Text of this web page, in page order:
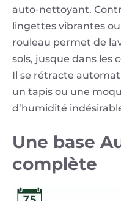
auto-nettoyant.
lingettes vibrantes
rouleau permet de
sols, jusque dans les
Il se rétracte
un tapis ou une
d’humidité
Une base
complète